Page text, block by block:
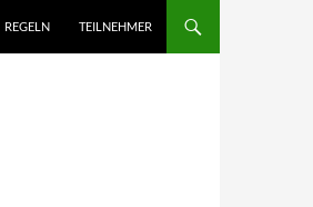
REGELN TEILNEHMER